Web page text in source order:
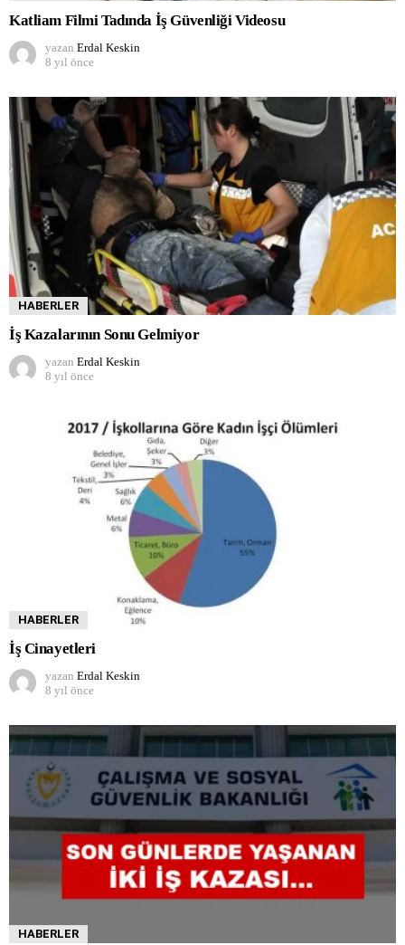
Katliam Filmi Tadında İş Güvenliği Videosu
yazan Erdal Keskin
8 yıl önce
HABERLER
İş Kazalarının Sonu Gelmiyor
yazan Erdal Keskin
8 yıl önce
HABERLER
İş Cinayetleri
yazan Erdal Keskin
8 yıl önce
HABERLER